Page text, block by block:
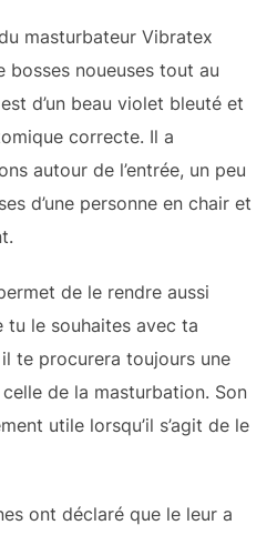
masturbateur Vibratex
bosses noueuses tout au
d’un beau violet bleuté et
correcte. Il a
autour de l’entrée, un peu
d’une personne en chair et
de le rendre aussi
tu le souhaites avec ta
te procurera toujours une
de la masturbation. Son
utile lorsqu’il s’agit de le
ont déclaré que le leur a